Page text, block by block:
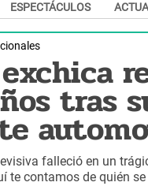
ESPECTÁCULOS
exchica
tras
falleció en un
te contamos de quién